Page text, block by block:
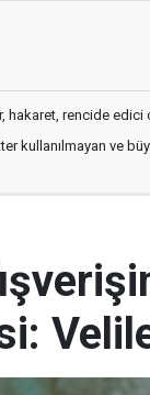
hakaret, rencide edici
kullanılmayan ve